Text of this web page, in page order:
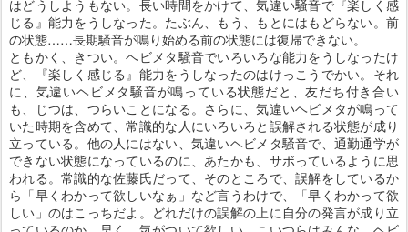
はどうしようもない。長い時間をかけて、気違い騒音で『楽しく感
じる』能力をうしなった。たぶん、もう、もとにはもどらない。前
の状態……長期騒音が鳴り始める前の状態には復帰できない。
ともかく、きつい。ヘビメタ騒音でいろいろな能力をうしなったけ
ど、『楽しく感じる』能力をうしなったのはけっこうでかい。それ
に、気違いヘビメタ騒音が鳴っている状態だと、友だち付き合い
も、じつは、つらいことになる。さらに、気違いヘビメタが鳴って
いた時期を含めて、常識的な人にいろいろと誤解される状態が成り
立っている。他の人にはない、気違いヘビメタ騒音で、通勤通学が
できない状態になっているのに、あたかも、サボっているように思
われる。常識的な佐藤氏だって、そのところで、誤解をしているか
ら「早くわかって欲しいなぁ」など言うわけで、「早くわかって欲
しい」のはこっちだよ。どれだけの誤解の上に自分の発言が成り立